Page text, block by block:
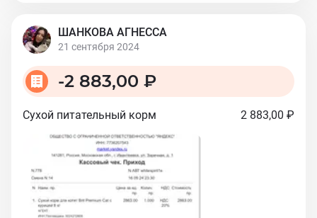
ШАНКОВА АГНЕССА
21 сентября 2024
-2 883,00 ₽
Сухой питательный корм 2 883,00 ₽